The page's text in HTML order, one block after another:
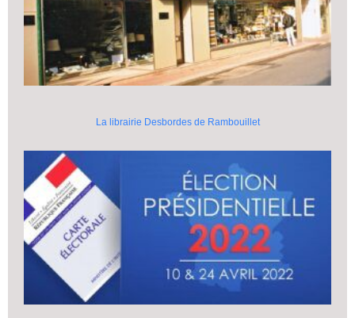
La librairie Desbordes de Rambouillet